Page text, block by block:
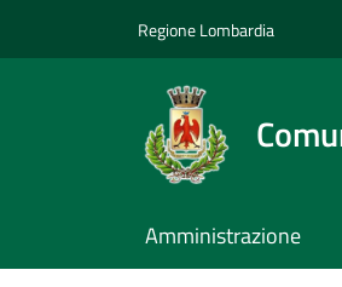
Regione Lombardia
Amministrazione